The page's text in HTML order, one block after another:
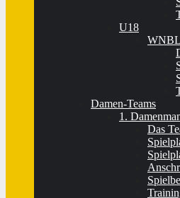
U18
WNBL
Damen-Teams
1.
Das